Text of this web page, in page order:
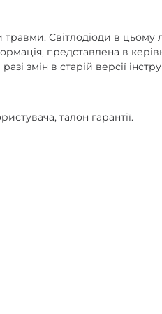
Світлодіоди в цьому
представлена в
змін в старій версії
талон гарантії.